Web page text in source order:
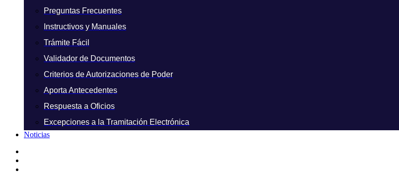
Preguntas Frecuentes
Instructivos y Manuales
Trámite Fácil
Validador de Documentos
Criterios de Autorizaciones de Poder
Aporta Antecedentes
Respuesta a Oficios
Excepciones a la Tramitación Electrónica
Noticias